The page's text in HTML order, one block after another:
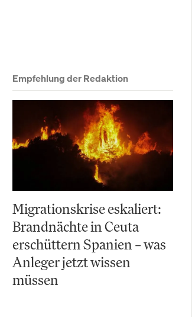
Empfehlung der Redaktion
Migrationskrise eskaliert:
Brandnächte in Ceuta
erschüttern Spanien – was
Anleger jetzt wissen
müssen